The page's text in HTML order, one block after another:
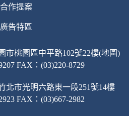
合作提案
廣告特區
市桃園區中平路102號22樓(地圖)
FAX：(03)220-8729
北市光明六路東一段251號14樓
FAX：(03)667-2982